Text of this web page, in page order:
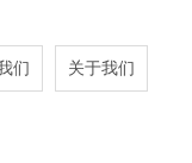
们 关于我们